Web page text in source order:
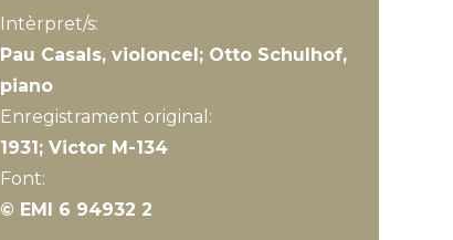
Intèrpret/s:
Pau Casals, violoncel; Otto Schulhof,
piano
Enregistrament original:
1931; Victor M-134
Font:
© EMI 6 94932 2